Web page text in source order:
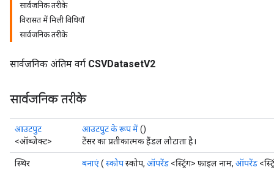
सार्वजनिक तरीके
विरासत में मिली विधियाँ
सार्वजनिक तरीके
सार्वजनिक अंतिम वर्ग CSVDatasetV2
सार्वजनिक तरीके
आउटपुट
<ऑब्जेक्ट>
आउटपुट के रूप में()
टेंसर का प्रतीकात्मक हैंडल लौटाता है।
स्थिर
बनाएं( स्कोपस्कोप, ऑपरेंड <स्ट्रिंग> फ़ाइल नाम, ऑपरेंड